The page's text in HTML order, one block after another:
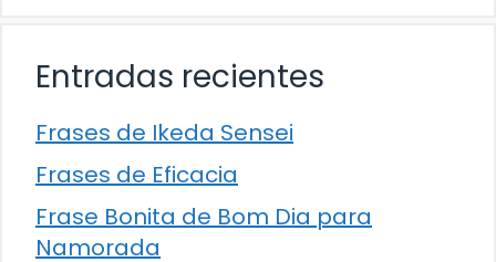
Entradas recientes
Frases de Ikeda Sensei
Frases de Eficacia
Frase Bonita de Bom Dia para
Namorada